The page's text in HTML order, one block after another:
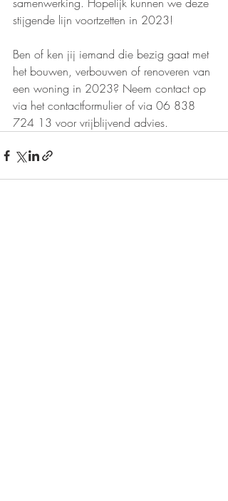
stijgende lijn voortzetten in 2023!
Ben of ken jij iemand die bezig gaat met
het bouwen, verbouwen of renoveren van
een woning in 2023? Neem contact op
via het contactformulier of via 06 838
724 13 voor vrijblijvend advies.